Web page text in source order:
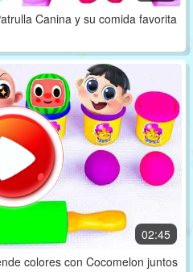
Canina y su comida favorita
02:45
colores con Cocomelon juntos